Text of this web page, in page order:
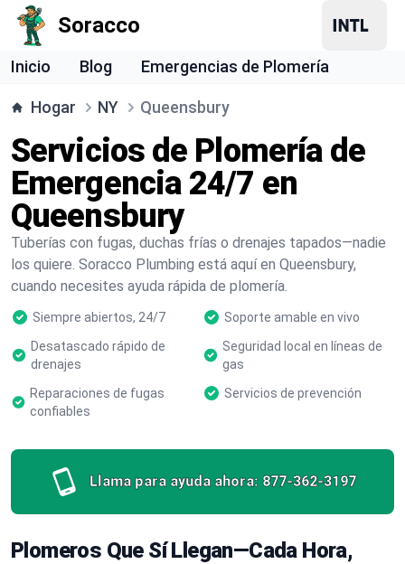
Soracco
Inicio Blog Emergencias de Plomería
Hogar NY Queensbury
Servicios de Plomería de
Emergencia 24/7 en
Queensbury
Tuberías con fugas, duchas frías o drenajes tapados—nadie
los quiere. Soracco Plumbing está aquí en Queensbury,
cuando necesites ayuda rápida de plomería.
Siempre abiertos, 24/7
Soporte amable en vivo
Desatascado rápido de
drenajes
Seguridad local en líneas de
gas
Reparaciones de fugas
confiables
Servicios de prevención
Llama para ayuda ahora: 877-362-3197
Plomeros Que Sí Llegan—Cada Hora,